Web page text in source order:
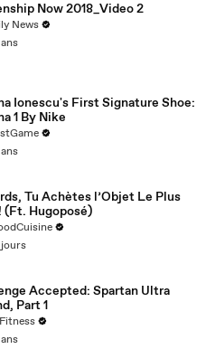
Now 2018_Video 2
News
Ionescu's First Signature Shoe:
1 By Nike
Tu Achètes l’Objet Le Plus
(Ft. Hugoposé)
Accepted: Spartan Ultra
Part 1